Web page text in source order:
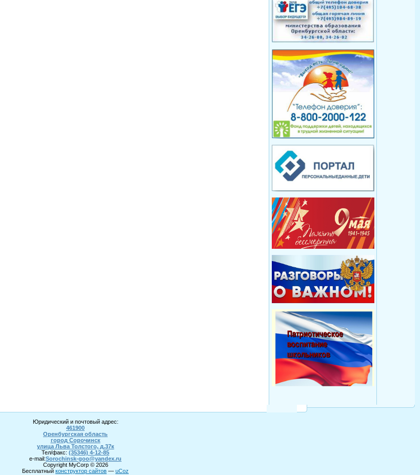
Юридический и почтовый адрес:
461900
Оренбургская область
город Сорочинск
улица Льва Толстого, д.37к
Тел/факс: (35346) 4-12-85
e-mail:Sorochinsk-goo@yandex.ru
Copyright MyCorp © 2026
Бесплатный конструктор сайтов — uCoz